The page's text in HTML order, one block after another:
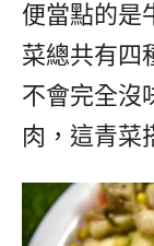
便當點的是
菜總共有四
不會完全沒
肉，這青菜